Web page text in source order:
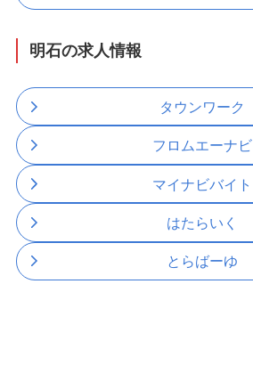
明石の求人情報
タウンワーク
フロムエーナビ
マイナビバイト
はたらいく
とらばーゆ